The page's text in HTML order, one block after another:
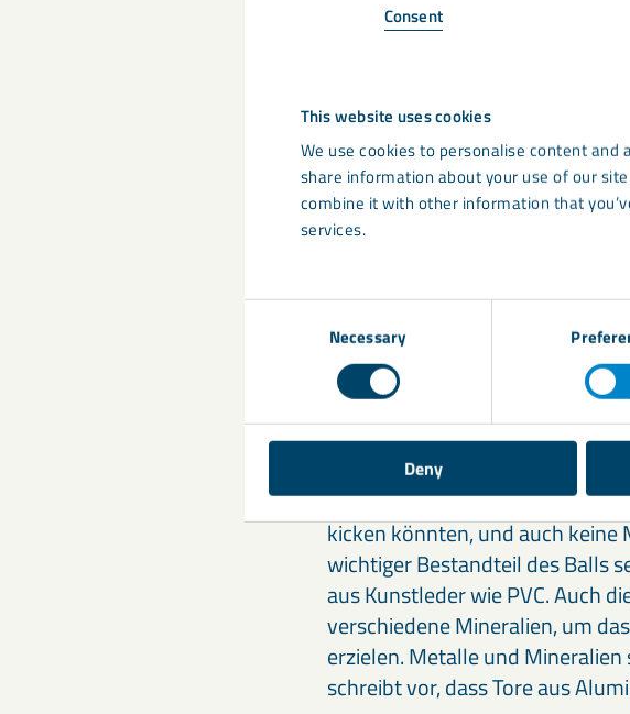
Consent
This website uses cookies
We use cookies to personalise content
share information about your use of our
combine it with other information that
services.
Necessary
Deny
Es ist schön und gut, ein
ein Spielfeld, auf dem man die
Mineralien sind auch wichtig,
grün bleibt. Es ist wichtig, dass
Bodenstruktur und einen
Bestandteil, um die Qualität
Mineraldünger auf
den pH-Wert des Bodens
Die Essentials
Ein Spiel wäre auch nicht sehr
kicken könnten, und auch keine
wichtiger Bestandteil des Balls
aus Kunstleder wie PVC. Auch
verschiedene Mineralien, um
erzielen. Metalle und Mineralien
schreibt vor, dass Tore aus